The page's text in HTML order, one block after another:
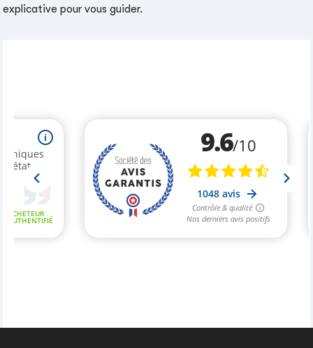
explicative pour vous guider.